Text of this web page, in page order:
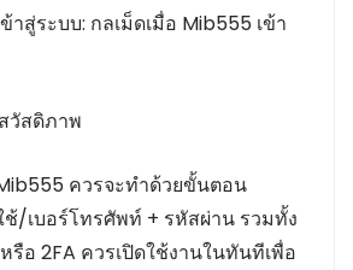
าสู่ระบบ: กลเม็ดเมื่อ Mib555 เข้า
วัสดิภาพ
ควรจะทำด้วยขั้นตอน
ช้/เบอร์โทรศัพท์ + รหัสผ่าน รวมทั้ง
รือ 2FA ควรเปิดใช้งานในทันทีเพื่อ